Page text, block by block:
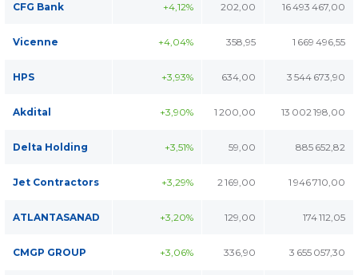
CFG Bank +4,12% 202,00 16 493 467,00
Vicenne +4,04% 358,95 1 669 496,55
HPS +3,93% 634,00 3 544 673,90
Akdital +3,90% 1 200,00 13 002 198,00
Delta Holding +3,51% 59,00 885 652,82
Jet Contractors +3,29% 2 169,00 1 946 710,00
ATLANTASANAD +3,20% 129,00 174 112,05
CMGP GROUP +3,06% 336,90 3 655 057,30